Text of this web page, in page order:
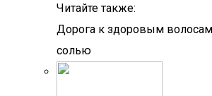
Читайте также:
Дорога к здоровым
солью